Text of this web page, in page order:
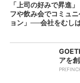
「上司の好みで昇進
フや飲み会でコミュ
ョン」──会社をむし
アを